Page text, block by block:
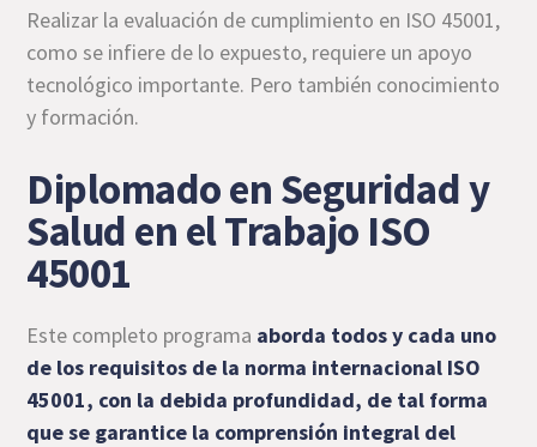
Realizar la evaluación de cumplimiento en ISO 45001,
como se infiere de lo expuesto, requiere un apoyo
tecnológico importante. Pero también conocimiento
y formación.
Diplomado en Seguridad y
Salud en el Trabajo ISO
45001
Este completo programa aborda todos y cada uno
de los requisitos de la norma internacional ISO
45001, con la debida profundidad, de tal forma
que se garantice la comprensión integral del